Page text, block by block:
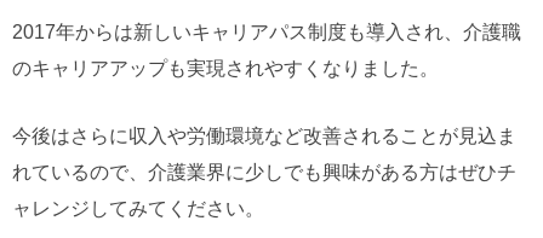
2017年からは新しいキャリアパス制度も導入され、介護職
のキャリアアップも実現されやすくなりました。
今後はさらに収入や労働環境など改善されることが見込ま
れているので、介護業界に少しでも興味がある方はぜひチ
ャレンジしてみてください。